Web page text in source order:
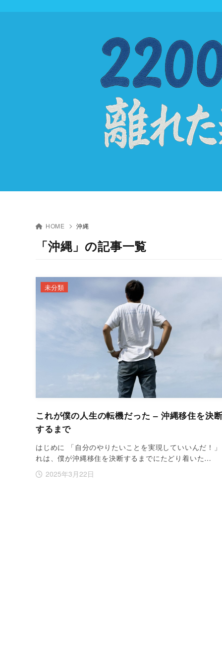
HOME 沖縄
「沖縄」の記事一覧
これが僕の人生の転機だった – 沖縄移住を決
するまで
はじめに 「自分のやりたいことを実現していいんだ！
れは、僕が沖縄移住を決断するまでにたどり着いた…
2025年3月22日
未分類